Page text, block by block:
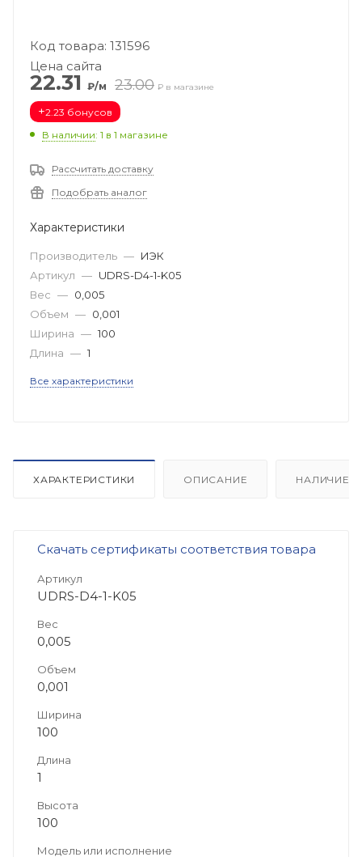
Код товара: 131596
Цена сайта
22.31 ₽/м 23.00 ₽ в магазине
+2.23 бонусов
В наличии: 1 в 1 магазине
Рассчитать доставку
Подобрать аналог
Характеристики
Производитель — ИЭК
Артикул — UDRS-D4-1-K05
Вес — 0,005
Объем — 0,001
Ширина — 100
Длина — 1
Все характеристики
ХАРАКТЕРИСТИКИ ОПИСАНИЕ НАЛИЧИЕ
Скачать сертификаты соответствия товара
Артикул
UDRS-D4-1-K05
Вес
0,005
Объем
0,001
Ширина
100
Длина
1
Высота
100
Модель или исполнение